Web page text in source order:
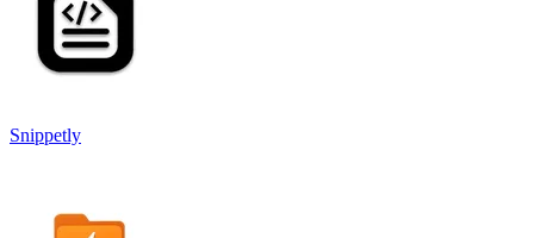
Snippetly